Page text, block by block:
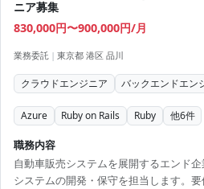
ニア募集
830,000円〜900,000円/月
業務委託 | 東京都 港区 品川
クラウドエンジニア バックエンドエン
Azure Ruby on Rails Ruby 他6件
職務内容
自動車販売システムを展開するエンド企
システムの開発・保守を担当します。